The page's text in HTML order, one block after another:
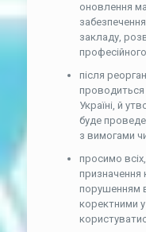
оновлення
закладу,
після
проводиться
Україні, й
буде
з вимогами
просимо
призначення
порушенням
коректними